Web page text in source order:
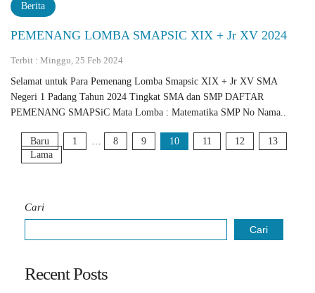
Berita
PEMENANG LOMBA SMAPSIC XIX + Jr XV 2024
Terbit : Minggu, 25 Feb 2024
Selamat untuk Para Pemenang Lomba Smapsic XIX + Jr XV SMA
Negeri 1 Padang Tahun 2024 Tingkat SMA dan SMP DAFTAR
PEMENANG SMAPSiC Mata Lomba : Matematika SMP No Nama..
Baru 1 8 9 10 11 12
13
Lama
Cari
Cari
Recent Posts